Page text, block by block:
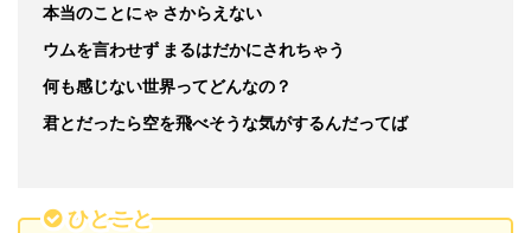
本当のことにゃ さからえない
ウムを言わせず まるはだかにされちゃう
何も感じない世界ってどんなの？
君とだったら空を飛べそうな気がするんだってば
ひとこと